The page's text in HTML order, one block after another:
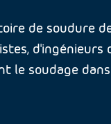
de soudure
le soudage